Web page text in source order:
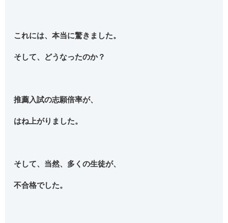
これには、本当に驚きました。
そして、どうなったのか？
推薦入試の志願倍率が、
はね上がりました。
そして、当然、多くの生徒が、
不合格でした。